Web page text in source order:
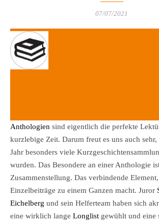
07/07/2021
Anthologien sind eigentlich die perfekte
kurzlebige Zeit. Darum freut es uns auch sehr,
Jahr besonders viele
wurden. Das Besondere an einer Anthologie
Zusammenstellung. Das verbindende
Einzelbeiträge zu einem Ganzen macht. Juror
Eichelberg und sein Helferteam haben sich
eine wirklich lange Longlist gewühlt und eine